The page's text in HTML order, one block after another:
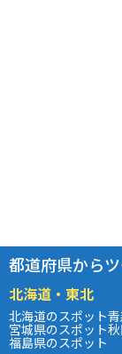
都道府県から
北海道・東北
北海道のスポット
宮城県のスポット
福島県のスポット